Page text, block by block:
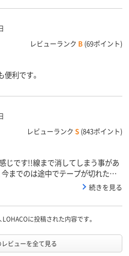
65 65
レビューランク B (69ポイント)
利です。
レビューランク S (843ポイント)
じです!!線まで消してしまう事があ
今までのは途中でテープが切れたり
がこれはあまりそおゆう事もありま
続きを見る
に投稿された内容です。
レビューを全て見る